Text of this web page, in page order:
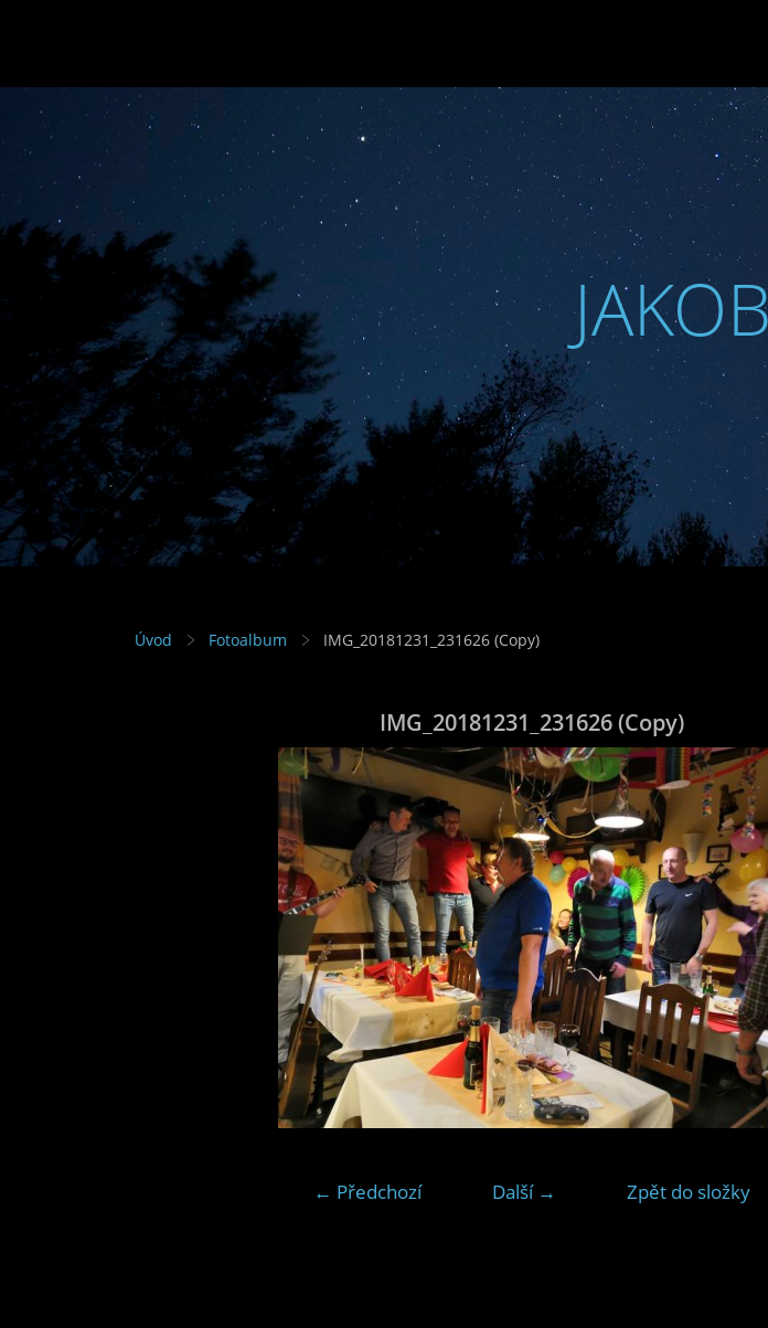
Úvod Fotoalbum IMG_20181231_231626 (Copy)
IMG_20181231_231626 (Copy)
← Předchozí Další → Zpět do složky